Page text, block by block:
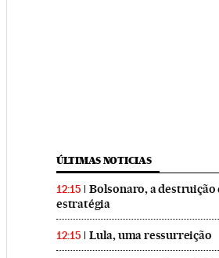
ÚLTIMAS NOTICIAS
12:15
Bolsonaro, a destruição
estratégia
12:15 Lula, uma ressurreição